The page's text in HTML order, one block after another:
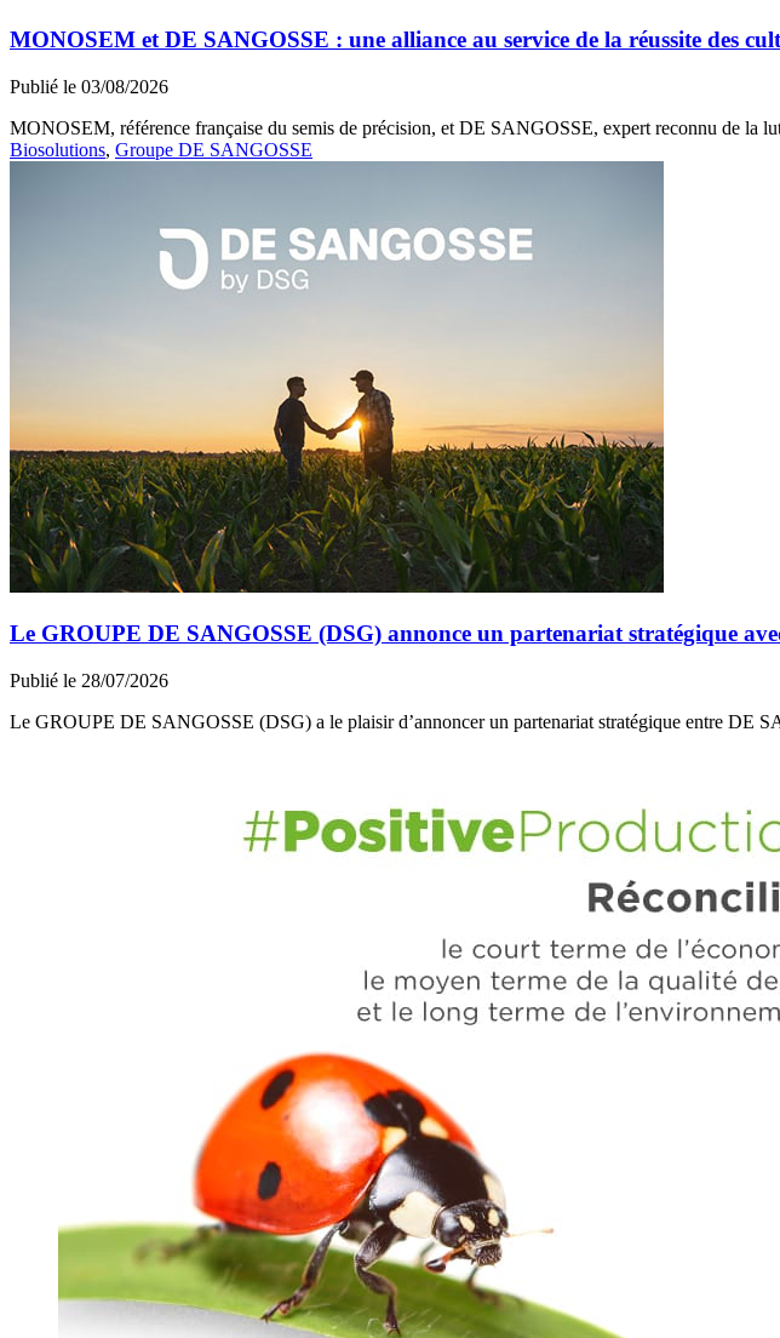
MONOSEM et DE SANGOSSE : une alliance au service de la réussite des
Publié le 03/08/2026
MONOSEM, référence française du semis de précision, et DE SANGOSSE, expert reconnu de la
Biosolutions, Groupe DE SANGOSSE
Le GROUPE DE SANGOSSE (DSG) annonce un partenariat stratégique
Publié le 28/07/2026
Le GROUPE DE SANGOSSE (DSG) a le plaisir d’annoncer un partenariat stratégique entre